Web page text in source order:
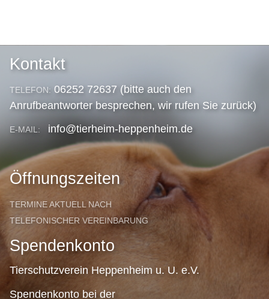
Kontakt
TELEFON: 06252 72637 (bitte auch den
Anrufbeantworter besprechen, wir rufen Sie zurück)
E-MAIL: info@tierheim-heppenheim.de
Öffnungszeiten
TERMINE AKTUELL NACH
TELEFONISCHER VEREINBARUNG
Spendenkonto
Tierschutzverein Heppenheim u. U. e.V.
Spendenkonto bei der